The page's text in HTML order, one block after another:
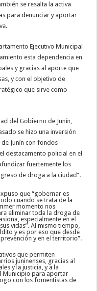
se resalta la activa
para denunciar y aportar
Ejecutivo Municipal
esta dependencia en
y gracias al aporte que
y con el objetivo de
que sirve como
del Gobierno de Junín,
se hizo una inversión
Junín con fondos
destacamento policial en el
fuertemente los
de droga a la ciudad”.
que “gobernar es
cuando se trata de la
momento nos
eliminar toda la droga de
especialmente en el
vidas”. Al mismo tiempo,
y es por eso que desde
y en el territorio”.
que permiten
juninenses, gracias al
y la justicia, y a la
Municipio para aportar
con los fomentistas de